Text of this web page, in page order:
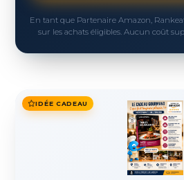
En tant que Partenaire Amazon,
sur les achats éligibles. Aucun coût
IDÉE CADEAU